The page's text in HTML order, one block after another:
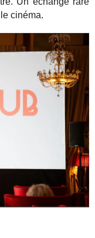
cinéma.